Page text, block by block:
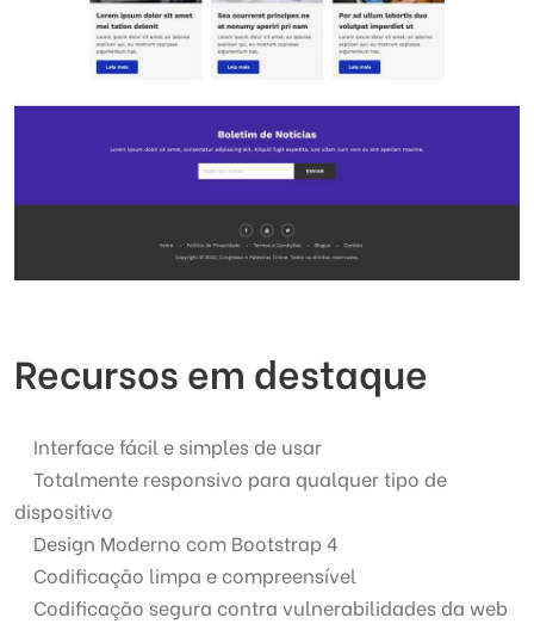
Recursos em destaque
Interface fácil e simples de usar
Totalmente responsivo para qualquer tipo de
dispositivo
Design Moderno com Bootstrap 4
Codificação limpa e compreensível
Codificação segura contra vulnerabilidades da web